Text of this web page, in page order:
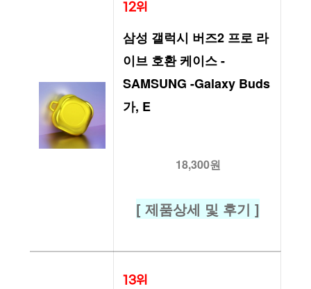
12위
삼성 갤럭시 버즈2 프로 라
이브 호환 케이스 -
SAMSUNG -Galaxy Buds
가, E
18,300원
[ 제품상세 및 후기 ]
13위